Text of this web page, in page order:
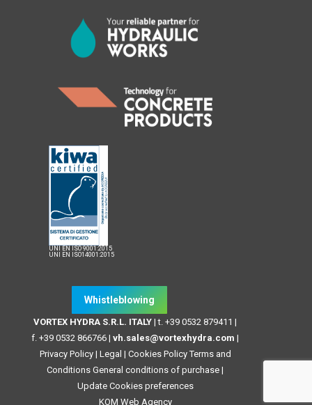
UNI EN ISO 9001:2015
UNI EN ISO14001:2015
Whistleblowing
VORTEX HYDRA S.R.L. ITALY | t. +39 0532 879411 |
f. +39 0532 866766 | vh.sales@vortexhydra.com |
Privacy Policy| Legal | Cookies Policy Terms and
Conditions General conditions of purchase |
Update Cookies preferences
KOM Web Agency